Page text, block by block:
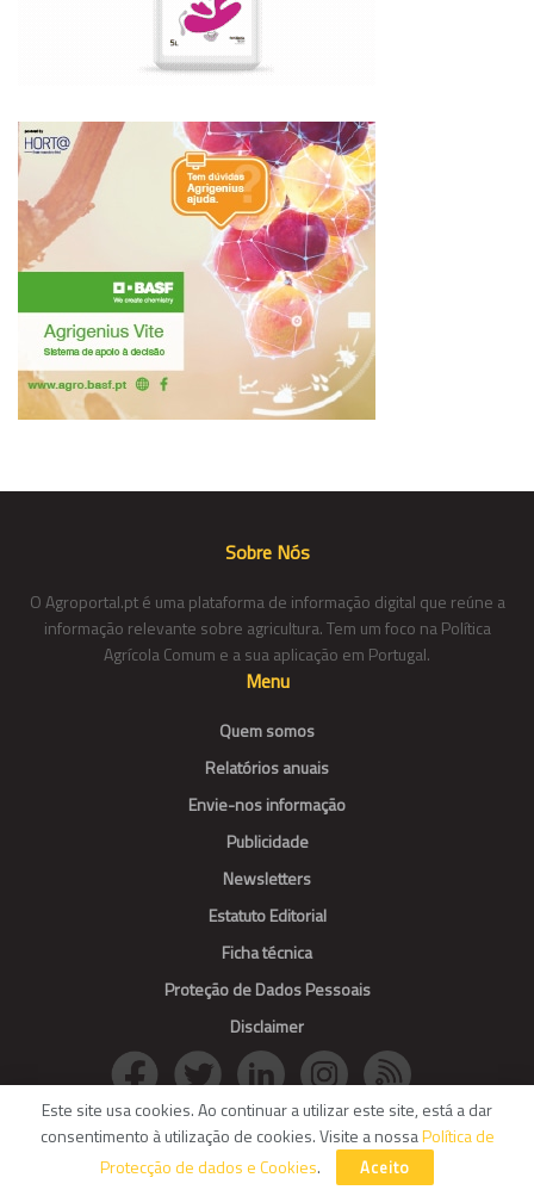
Sobre Nós
O Agroportal.pt é uma plataforma de informação digital que reúne a
informação relevante sobre agricultura. Tem um foco na Política
Agrícola Comum e a sua aplicação em Portugal.
Menu
Quem somos
Relatórios anuais
Envie-nos informação
Publicidade
Newsletters
Estatuto Editorial
Ficha técnica
Proteção de Dados Pessoais
Disclaimer
© Agroportal. All Rights reserved.
Este site usa cookies. Ao continuar a utilizar este site, está a dar
consentimento à utilização de cookies. Visite a nossaPolítica de
Protecção de dados e Cookies. Aceito